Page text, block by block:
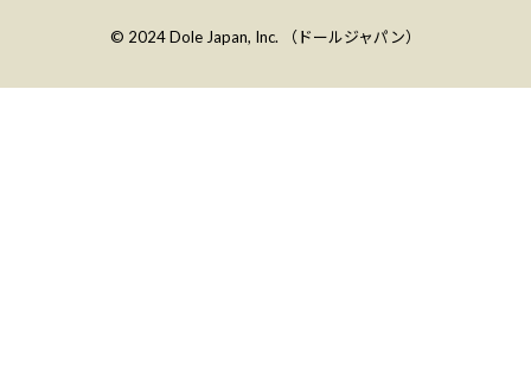
© 2024 Dole Japan, Inc. （ドールジャパン）